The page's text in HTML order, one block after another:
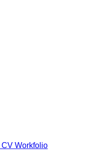
CV Workfolio